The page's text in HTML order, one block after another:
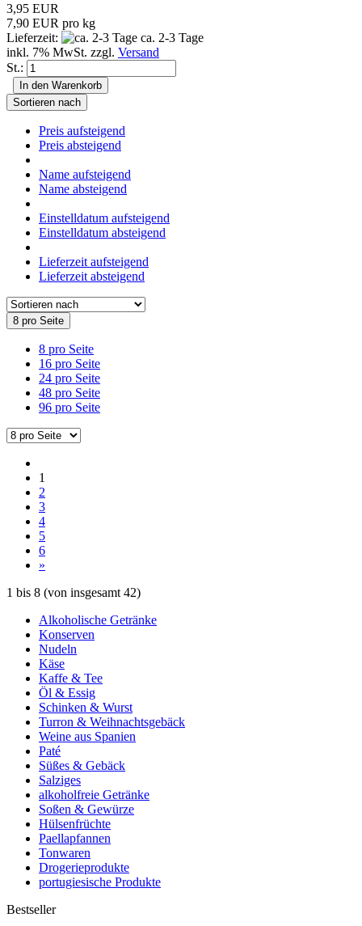
3,95 EUR
7,90 EUR pro kg
Lieferzeit:
ca. 2-3 Tage
inkl. 7% MwSt. zzgl. Versand
St.:
In den Warenkorb
Sortieren nach
Preis aufsteigend
Preis absteigend
Name aufsteigend
Name absteigend
Einstelldatum aufsteigend
Einstelldatum absteigend
Lieferzeit aufsteigend
Lieferzeit absteigend
8 pro Seite
8 pro Seite
16 pro Seite
24 pro Seite
48 pro Seite
96 pro Seite
1
2
3
4
5
6
»
1 bis 8 (von insgesamt 42)
Alkoholische Getränke
Konserven
Nudeln
Käse
Kaffe & Tee
Öl & Essig
Schinken & Wurst
Turron & Weihnachtsgebäck
Weine aus Spanien
Paté
Süßes & Gebäck
Salziges
alkoholfreie Getränke
Soßen & Gewürze
Hülsenfrüchte
Paellapfannen
Tonwaren
Drogerieprodukte
portugiesische Produkte
Bestseller